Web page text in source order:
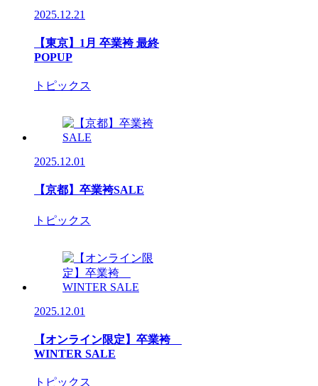
2025.12.21
【東京】1月 卒業袴 最終
POPUP
トピックス
2025.12.01
【京都】卒業袴SALE
トピックス
2025.12.01
【オンライン限定】卒業袴
WINTER SALE
トピックス